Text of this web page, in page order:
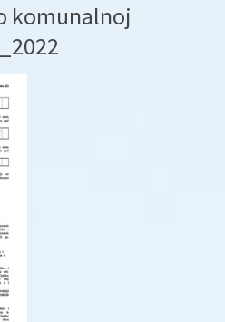
komunalnoj